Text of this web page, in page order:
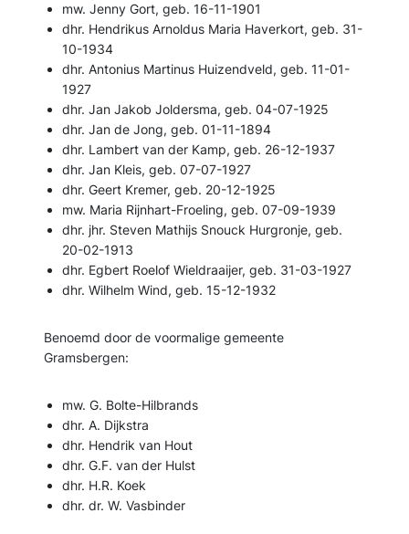
mw. Jenny Gort, geb. 16-11-1901
dhr. Hendrikus Arnoldus Maria Haverkort, geb. 31-
10-1934
dhr. Antonius Martinus Huizendveld, geb. 11-01-
1927
dhr. Jan Jakob Joldersma, geb. 04-07-1925
dhr. Jan de Jong, geb. 01-11-1894
dhr. Lambert van der Kamp, geb. 26-12-1937
dhr. Jan Kleis, geb. 07-07-1927
dhr. Geert Kremer, geb. 20-12-1925
mw. Maria Rijnhart-Froeling, geb. 07-09-1939
dhr. jhr. Steven Mathijs Snouck Hurgronje, geb.
20-02-1913
dhr. Egbert Roelof Wieldraaijer, geb. 31-03-1927
dhr. Wilhelm Wind, geb. 15-12-1932
Benoemd door de voormalige gemeente
Gramsbergen:
mw. G. Bolte-Hilbrands
dhr. A. Dijkstra
dhr. Hendrik van Hout
dhr. G.F. van der Hulst
dhr. H.R. Koek
dhr. dr. W. Vasbinder